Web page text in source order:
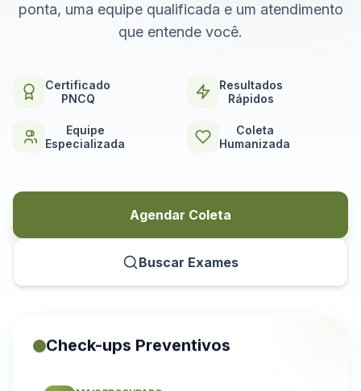
ponta, uma equipe qualificada e um atendimento
que entende você.
Certificado
PNCQ
Resultados
Rápidos
Equipe
Especializada
Coleta
Humanizada
Agendar Coleta
Buscar Exames
Check-ups Preventivos